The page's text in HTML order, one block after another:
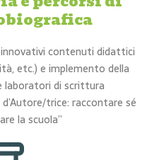
contenuti didattici
etc.) e implemento della
laboratori di scrittura
trice: raccontare sé
la scuola”